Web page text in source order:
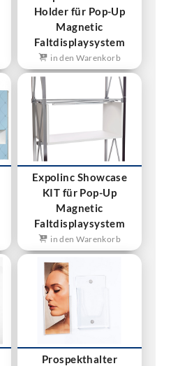
Holder für Pop-Up
Magnetic
Faltdisplaysystem
in den Warenkorb
Expolinc Showcase
KIT für Pop-Up
Magnetic
Faltdisplaysystem
in den Warenkorb
Prospekthalter